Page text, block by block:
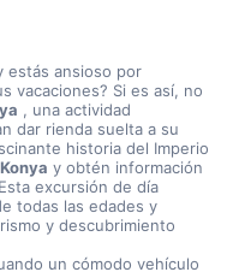
estás ansioso por
vacaciones? Si es así, no
, una actividad
dar rienda suelta a su
historia del Imperio
Konya y obtén información
excursión de día
todas las edades y
y descubrimiento